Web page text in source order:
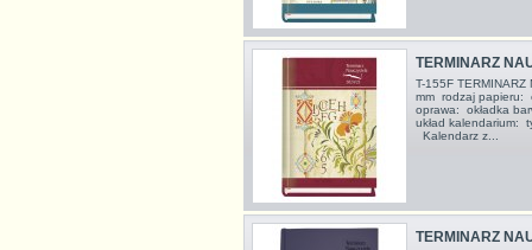
TERMINARZ
T-155F
mm rodzaj papieru:
oprawa: okładka
układ
Kalendarz z...
TERMINARZ